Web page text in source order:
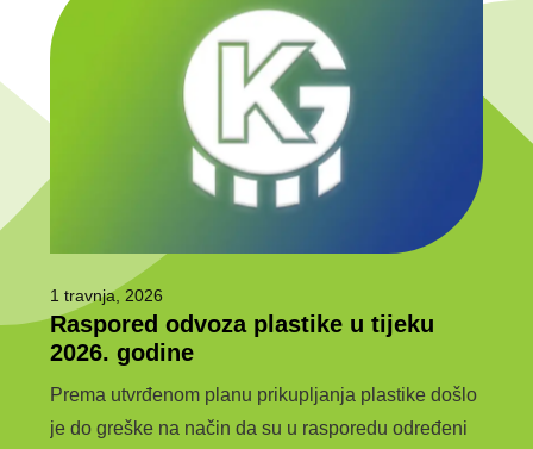
1 travnja, 2026
Raspored odvoza plastike u tijeku
2026. godine
Prema utvrđenom planu prikupljanja plastike došlo
je do greške na način da su u rasporedu određeni